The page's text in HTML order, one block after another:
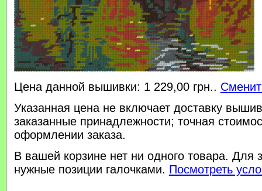
Цена данной вышивки: 1 229,00 грн..
Указанная цена не включает доставку
заказанные принадлежности; точная
оформлении заказа.
В вашей корзине нет ни одного товара. Для
нужные позиции галочками. Посмотреть